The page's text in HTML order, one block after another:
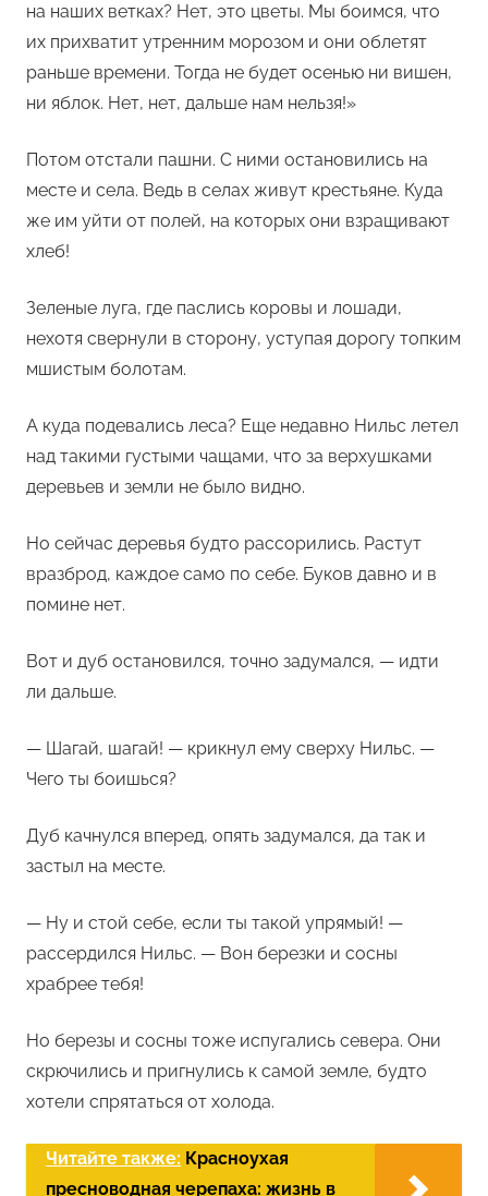
на наших ветках? Нет, это цветы. Мы боимся, что
их прихватит утренним морозом и они облетят
раньше времени. Тогда не будет осенью ни вишен,
ни яблок. Нет, нет, дальше нам нельзя!»
Потом отстали пашни. С ними остановились на
месте и села. Ведь в селах живут крестьяне. Куда
же им уйти от полей, на которых они взращивают
хлеб!
Зеленые луга, где паслись коровы и лошади,
нехотя свернули в сторону, уступая дорогу топким
мшистым болотам.
А куда подевались леса? Еще недавно Нильс летел
над такими густыми чащами, что за верхушками
деревьев и земли не было видно.
Но сейчас деревья будто рассорились. Растут
вразброд, каждое само по себе. Буков давно и в
помине нет.
Вот и дуб остановился, точно задумался, — идти
ли дальше.
— Шагай, шагай! — крикнул ему сверху Нильс. —
Чего ты боишься?
Дуб качнулся вперед, опять задумался, да так и
застыл на месте.
— Ну и стой себе, если ты такой упрямый! —
рассердился Нильс. — Вон березки и сосны
храбрее тебя!
Но березы и сосны тоже испугались севера. Они
скрючились и пригнулись к самой земле, будто
хотели спрятаться от холода.
Читайте также: Красноухая
пресноводная черепаха: жизнь в